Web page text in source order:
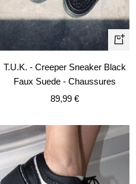
Apercu
T.U.K. - Creeper Sneaker Black
Faux Suede - Chaussures
Prix
vente
89,99 €